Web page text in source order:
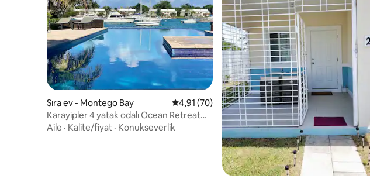
Sıra ev - Montego Bay 5 üzerinden ortalama 4,91 puan, 70 değerlendirme
4,91 (70)
Karayipler 4 yatak odalı Ocean Retreat
Havuzu Spor Salonu Plaja Yürüme
Aile · Kalite/fiyat · Konukseverlik